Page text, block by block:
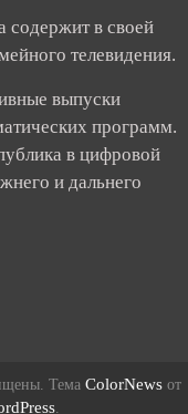
содержит в своей
телевидения.
выпуски
программ.
в цифровой
и дальнего
Тема ColorNews от
.